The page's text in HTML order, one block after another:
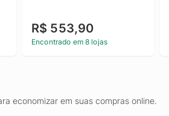
R$ 553,90
Encontrado em 8 lojas
economizar em suas compras online.